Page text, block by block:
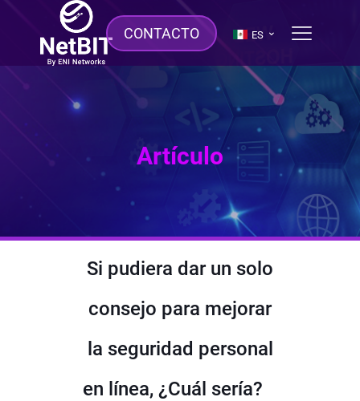
CONTACTO ES
Artículo
Si pudiera dar un solo
consejo para mejorar
la seguridad personal
en línea, ¿Cuál sería?